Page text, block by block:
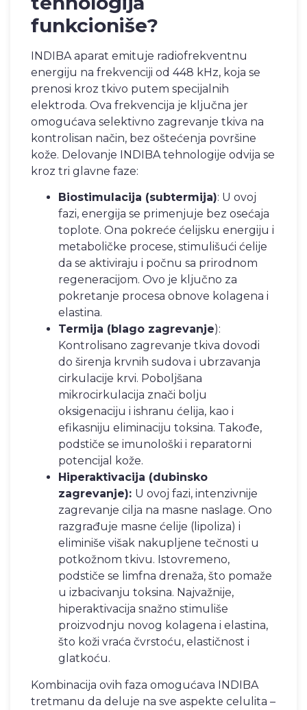
funkcioniše?
INDIBA aparat emituje radiofrekventnu
energiju na frekvenciji od 448 kHz, koja se
prenosi kroz tkivo putem specijalnih
elektroda. Ova frekvencija je ključna jer
omogućava selektivno zagrevanje tkiva na
kontrolisan način, bez oštećenja površine
kože. Delovanje INDIBA tehnologije odvija se
kroz tri glavne faze:
Biostimulacija (subtermija): U ovoj
fazi, energija se primenjuje bez osećaja
toplote. Ona pokreće ćelijsku energiju i
metaboličke procese, stimulišući ćelije
da se aktiviraju i počnu sa prirodnom
regeneracijom. Ovo je ključno za
pokretanje procesa obnove kolagena i
elastina.
Termija (blago zagrevanje):
Kontrolisano zagrevanje tkiva dovodi
do širenja krvnih sudova i ubrzavanja
cirkulacije krvi. Poboljšana
mikrocirkulacija znači bolju
oksigenaciju i ishranu ćelija, kao i
efikasniju eliminaciju toksina. Takođe,
podstiče se imunološki i reparatorni
potencijal kože.
Hiperaktivacija (dubinsko
zagrevanje): U ovoj fazi, intenzivnije
zagrevanje cilja na masne naslage. Ono
razgrađuje masne ćelije (lipoliza) i
eliminiše višak nakupljene tečnosti u
potkožnom tkivu. Istovremeno,
podstiče se limfna drenaža, što pomaže
u izbacivanju toksina. Najvažnije,
hiperaktivacija snažno stimuliše
proizvodnju novog kolagena i elastina,
što koži vraća čvrstoću, elastičnost i
glatkoću.
Kombinacija ovih faza omogućava INDIBA
tretmanu da deluje na sve aspekte celulita –